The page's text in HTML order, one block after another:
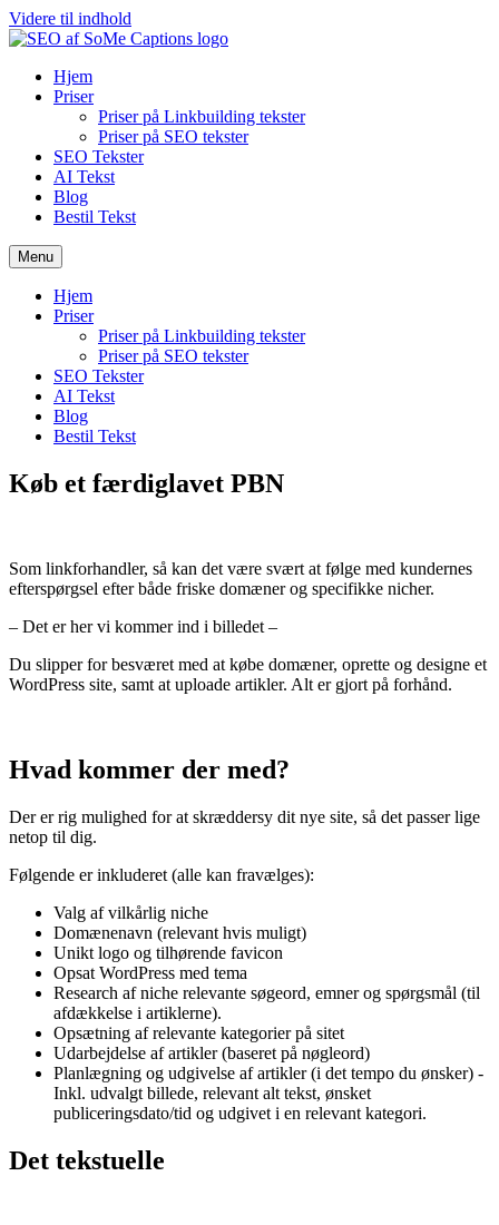
Videre til indhold
Hjem
Priser
Priser på Linkbuilding tekster
Priser på SEO tekster
SEO Tekster
AI Tekst
Blog
Bestil Tekst
Menu
Hjem
Priser
Priser på Linkbuilding tekster
Priser på SEO tekster
SEO Tekster
AI Tekst
Blog
Bestil Tekst
Køb et færdiglavet PBN
Som linkforhandler, så kan det være svært at følge med kundernes
efterspørgsel efter både friske domæner og specifikke nicher.
– Det er her vi kommer ind i billedet –
Du slipper for besværet med at købe domæner, oprette og designe et
WordPress site, samt at uploade artikler. Alt er gjort på forhånd.
Hvad kommer der med?
Der er rig mulighed for at skræddersy dit nye site, så det passer lige
netop til dig.
Følgende er inkluderet (alle kan fravælges):
Valg af vilkårlig niche
Domænenavn (relevant hvis muligt)
Unikt logo og tilhørende favicon
Opsat WordPress med tema
Research af niche relevante søgeord, emner og spørgsmål (til
afdækkelse i artiklerne).
Opsætning af relevante kategorier på sitet
Udarbejdelse af artikler (baseret på nøgleord)
Planlægning og udgivelse af artikler (i det tempo du ønsker) -
Inkl. udvalgt billede, relevant alt tekst, ønsket
publiceringsdato/tid og udgivet i en relevant kategori.
Det tekstuelle